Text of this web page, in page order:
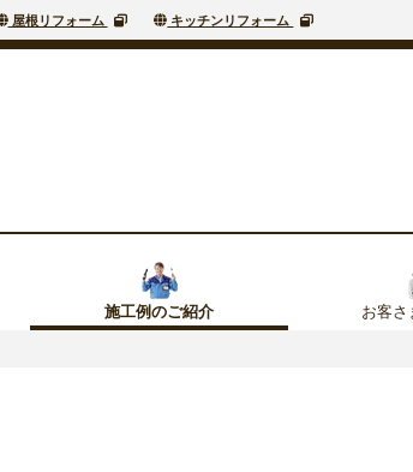
屋根リフォーム キッチンリフォーム
施工例のご紹介 お客